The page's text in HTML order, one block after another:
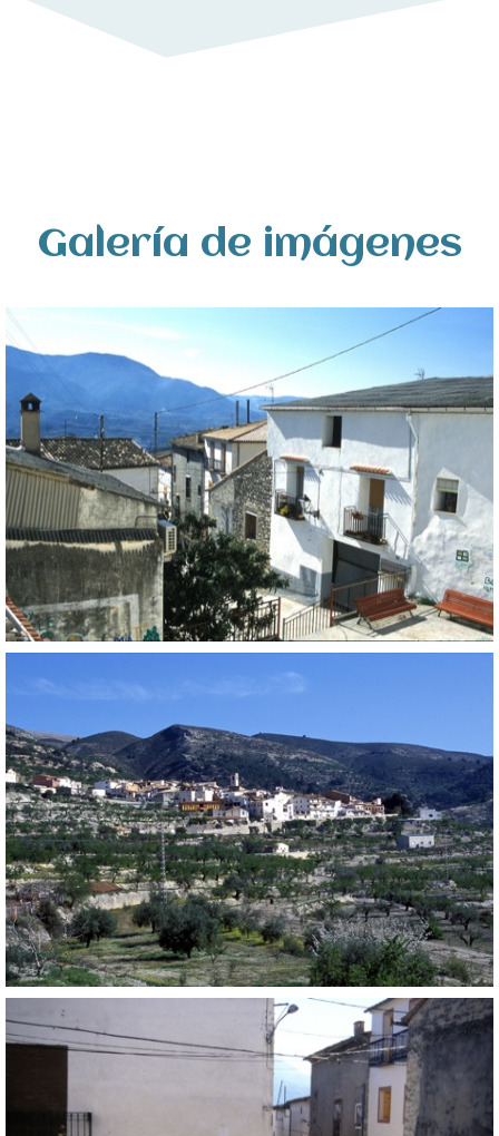
Galería de imágenes